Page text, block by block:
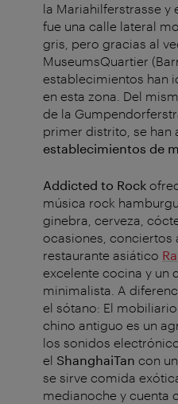
la Mariahilferstrasse y
fue una calle lateral
gris, pero gracias al
MuseumsQuartier
establecimientos han
en esta zona. Del
de la
primer distrito, se han
establecimientos de
Addicted to Rock
música rock
ginebra, cerveza,
ocasiones, conciertos
restaurante asiático
excelente cocina y un
minimalista. A
el sótano: El
chino antiguo es un
los sonidos
el ShanghaiTan con
se sirve comida
medianoche y cuenta